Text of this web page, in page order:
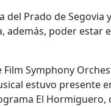
del Prado de Segovia
además, poder estar
Film Symphony
estuvo presente
El Hormiguero,